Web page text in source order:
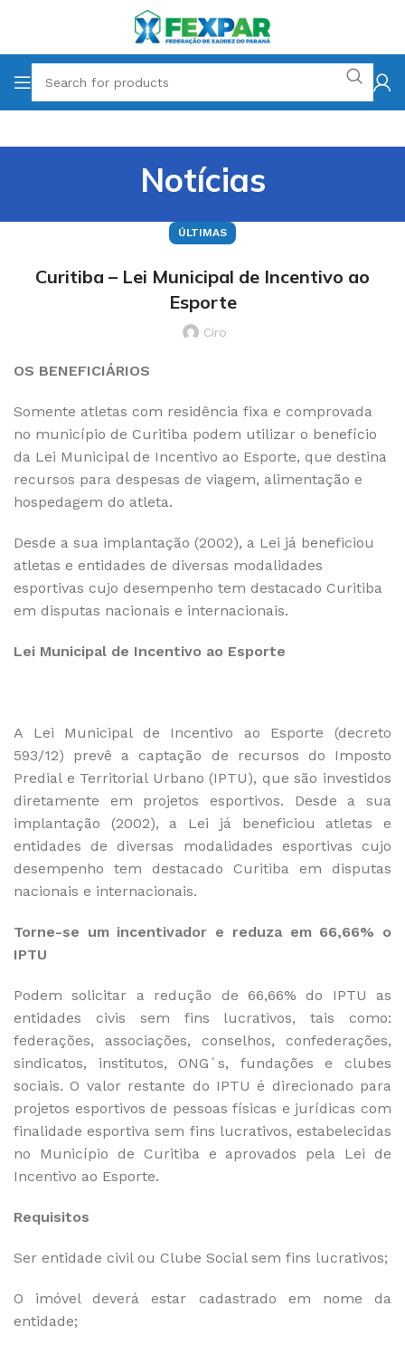
Notícias
ÚLTIMAS
Curitiba – Lei Municipal de Incentivo ao
Esporte
Ciro
OS BENEFICIÁRIOS
Somente atletas com residência fixa e comprovada
no município de Curitiba podem utilizar o benefício
da Lei Municipal de Incentivo ao Esporte, que destina
recursos para despesas de viagem, alimentação e
hospedagem do atleta.
Desde a sua implantação (2002), a Lei já beneficiou
atletas e entidades de diversas modalidades
esportivas cujo desempenho tem destacado Curitiba
em disputas nacionais e internacionais.
Lei Municipal de Incentivo ao Esporte
A Lei Municipal de Incentivo ao Esporte (decreto
593/12) prevê a captação de recursos do Imposto
Predial e Territorial Urbano (IPTU), que são investidos
diretamente em projetos esportivos. Desde a sua
implantação (2002), a Lei já beneficiou atletas e
entidades de diversas modalidades esportivas cujo
desempenho tem destacado Curitiba em disputas
nacionais e internacionais.
Torne-se um incentivador e reduza em 66,66% o
IPTU
Podem solicitar a redução de 66,66% do IPTU as
entidades civis sem fins lucrativos, tais como:
federações, associações, conselhos, confederações,
sindicatos, institutos, ONG´s, fundações e clubes
sociais. O valor restante do IPTU é direcionado para
projetos esportivos de pessoas físicas e jurídicas com
finalidade esportiva sem fins lucrativos, estabelecidas
no Município de Curitiba e aprovados pela Lei de
Incentivo ao Esporte.
Requisitos
Ser entidade civil ou Clube Social sem fins lucrativos;
O imóvel deverá estar cadastrado em nome da
entidade;